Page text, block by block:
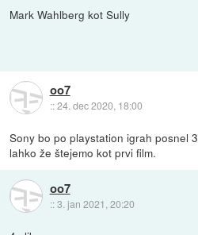
Mark Wahlberg kot Sully
oo7
::24. dec 2020, 18:00
Sony bo po playstation igrah posnel
lahko že štejemo kot prvi film.
oo7
::3. jan 2021, 20:20